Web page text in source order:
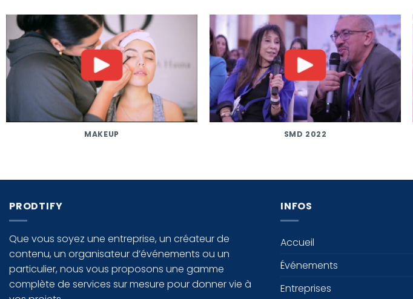
MAKEUP SMD 2022
PRODTIFY
Que vous soyez une entreprise, un créateur de
contenu, un organisateur d’événements ou un
particulier, nous vous proposons une gamme
complète de services sur mesure pour donner vie à
INFOS
Accueil
Événements
Entreprises